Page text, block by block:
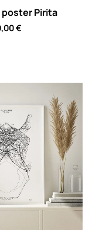
poster Pirita
€